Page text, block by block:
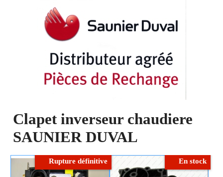
Clapet inverseur chaudiere
SAUNIER DUVAL
Rupture définitive En stock